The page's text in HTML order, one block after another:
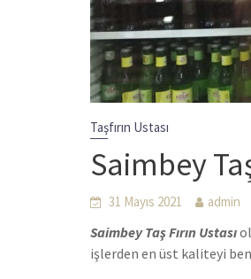
Taşfırın Ustası
Saimbey
31 Mayıs 2021 admin
Saimbey Taş Fırın Ustası
işlerden en üst kaliteyi